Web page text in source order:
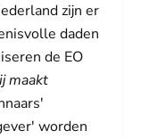
zijn er
daden
de EO
maakt
worden